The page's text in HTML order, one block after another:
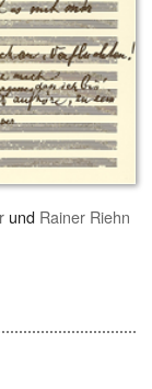
und Rainer Riehn